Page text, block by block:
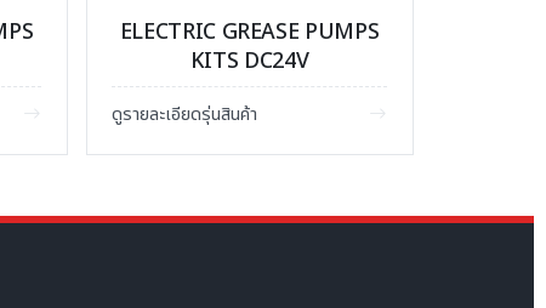
ELECTRIC GREASE PUMPS
KITS DC24V
ดูรายละเอียดรุ่นสินค้า